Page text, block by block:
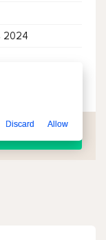
2024
Discard Allow